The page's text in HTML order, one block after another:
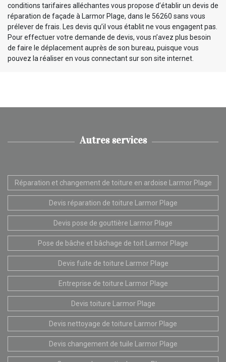
conditions tarifaires alléchantes vous propose d’établir un devis de
réparation de façade à Larmor Plage, dans le 56260 sans vous
prélever de frais. Les devis qu’il vous établit ne vous engagent pas.
Pour effectuer votre demande de devis, vous n’avez plus besoin
de faire le déplacement auprès de son bureau, puisque vous
pouvez la réaliser en vous connectant sur son site internet.
Autres services
Réparation et changement de toiture en ardoise Larmor Plage
Devis réparation de toiture Larmor Plage
Devis pose de gouttière Larmor Plage
Pose de bâche et bâchage de toit Larmor Plage
Devis fuite de toiture Larmor Plage
Entreprise de toiture Larmor Plage
Devis toiture Larmor Plage
Devis nettoyage de toiture Larmor Plage
Devis changement de tuile Larmor Plage